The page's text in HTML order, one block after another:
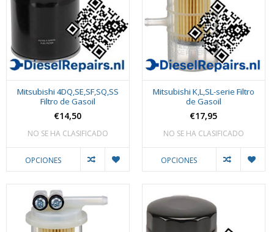
Mitsubishi 4DQ,SE,SF,SQ,SS
Filtro de Gasoil
€14,50
NO SE HA CLASIFICADO
OPCIONES
Mitsubishi K,L,SL-serie Filtro
de Gasoil
€17,95
NO SE HA CLASIFICADO
OPCIONES